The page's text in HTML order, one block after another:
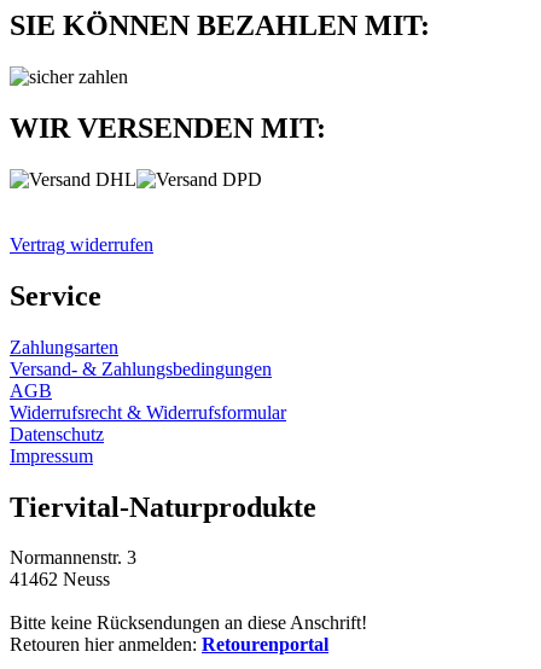
SIE KÖNNEN BEZAHLEN MIT:
WIR VERSENDEN MIT:
Vertrag widerrufen
Service
Zahlungsarten
Versand- & Zahlungsbedingungen
AGB
Widerrufsrecht & Widerrufsformular
Datenschutz
Impressum
Tiervital-Naturprodukte
Normannenstr. 3
41462 Neuss
Bitte keine Rücksendungen an diese Anschrift!
Retouren hier anmelden: Retourenportal